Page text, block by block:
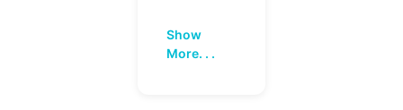
Show
More. . .